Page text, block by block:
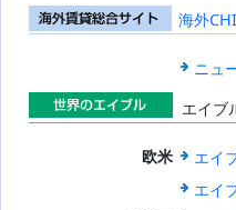
海外賃貸総合
海外
ニュ
エイブ
欧米
エイ
エイ